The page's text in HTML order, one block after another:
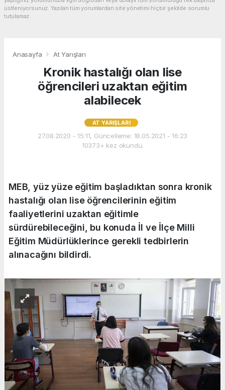
üstleniyorsunuz. Yazılan tüm yorumlardan site yönetimi hiçbir şekilde sorumlu
tutulamaz.
Anasayfa At Yarışları
Kronik hastalığı olan lise
öğrencileri uzaktan eğitim
alabilecek
AT YARIŞLARI
27.08.2020 - 15:11, Güncelleme: 18.05.2021 - 16:23
10373+ kez okundu.
MEB, yüz yüze eğitim başladıktan sonra kronik
hastalığı olan lise öğrencilerinin eğitim
faaliyetlerini uzaktan eğitimle
sürdürebileceğini, bu konuda İl ve İlçe Milli
Eğitim Müdürlüklerince gerekli tedbirlerin
alınacağını bildirdi.